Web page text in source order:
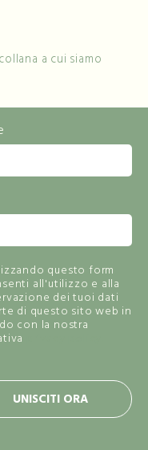
a cui siamo
questo form
all'utilizzo e alla
dei tuoi dati
di questo sito web in
con la nostra
UNISCITI ORA